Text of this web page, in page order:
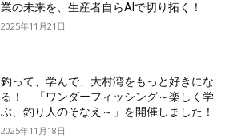
業の未来を、生産者自らAIで切り拓く！
2025年11月21日
釣って、学んで、大村湾をもっと好きにな
る！ 「ワンダーフィッシング～楽しく学
ぶ、釣り人のそなえ～」を開催しました！
2025年11月18日